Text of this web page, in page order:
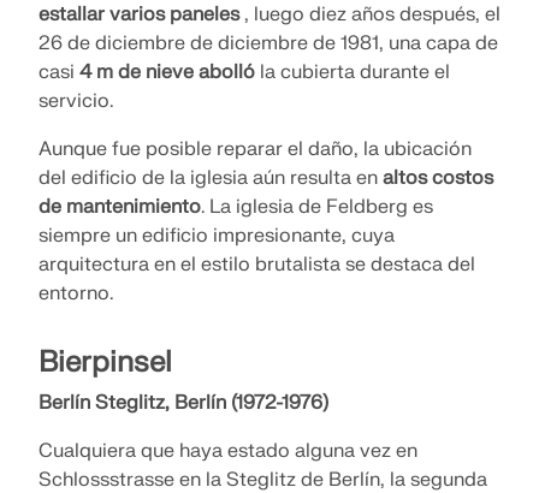
estallar varios paneles, luego diez años después, el
26 de diciembre de diciembre de 1981, una capa de
casi 4 m de nieve abolló la cubierta durante el
servicio.
Aunque fue posible reparar el daño, la ubicación
del edificio de la iglesia aún resulta en altos costos
de mantenimiento. La iglesia de Feldberg es
siempre un edificio impresionante, cuya
arquitectura en el estilo brutalista se destaca del
entorno.
Bierpinsel
Berlín Steglitz, Berlín (1972-1976)
Cualquiera que haya estado alguna vez en
Schlossstrasse en la Steglitz de Berlín, la segunda